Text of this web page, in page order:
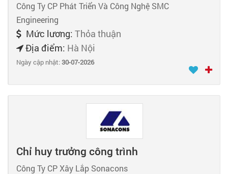
Công Ty CP Phát Triển Và Công Nghệ SMC
Engineering
Mức lương: Thỏa thuận
Địa điểm: Hà Nội
Ngày cập nhật:30-07-2026
Chỉ huy trưởng công trình
Công Ty CP Xây Lắp Sonacons